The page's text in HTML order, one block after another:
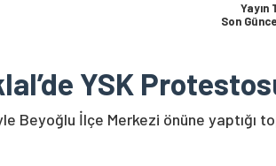
Yayın
Son
YSK
Beyoğlu İlçe Merkezi önüne yaptığı